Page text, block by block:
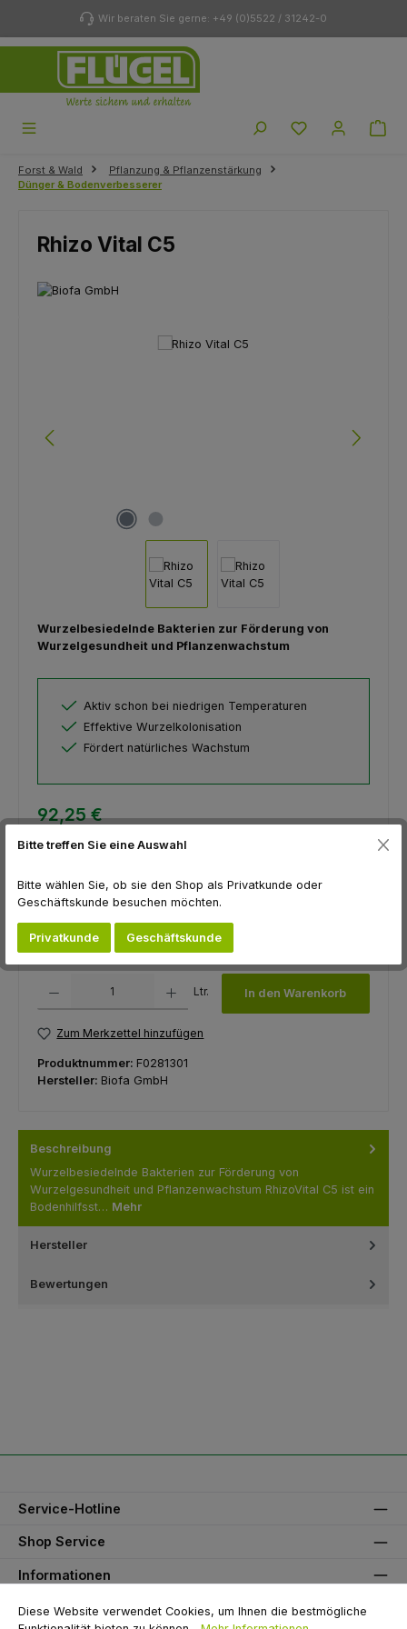
Zum Hauptinhalt springenWir beraten Sie gerne: +49 (0)5522 / 31242-0
Du hast 0
Forst & Wald
Pflanzung & Pflanzenstärkung
Dünger & Bodenverbesserer
Rhizo Vital C5
Bildergalerie überspringen
Wurzelbesiedelnde Bakterien zur Förderung von
Wurzelgesundheit und Pflanzenwachstum
Aktiv schon bei niedrigen Temperaturen
Effektive Wurzelkolonisation
Fördert natürliches Wachstum
92,25 €
Preise inkl. MwSt. zzgl. Versandkosten
Sofort verfügbar, Lieferzeit: 2-5 Tage
Gebindeauswählen
1 Liter
5 Liter
Ltr. In den Warenkorb
Zum Merkzettel hinzufügen
Produktnummer: F0281301
Hersteller: Biofa GmbH
Beschreibung
Wurzelbesiedelnde Bakterien zur Förderung von
Wurzelgesundheit und Pflanzenwachstum RhizoVital C5 ist ein
Bodenhilfsst… Mehr
Hersteller
Bewertungen
Service-Hotline
Shop Service
Informationen
Unser Partner
Diese Website verwendet Cookies, um Ihnen die bestmögliche
Bitte treffen Sie eine Auswahl
Bitte wählen Sie, ob sie den Shop als Privatkunde oder
Geschäftskunde besuchen möchten.
Privatkunde Geschäftskunde